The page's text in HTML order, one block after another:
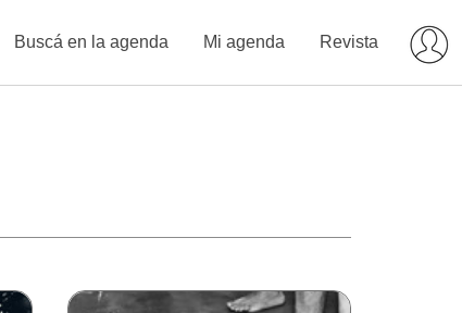
Buscá en la agenda Mi agenda Revista